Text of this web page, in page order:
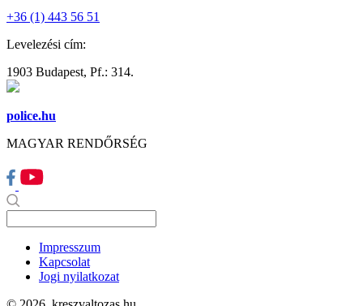
+36 (1) 443 56 51
Levelezési cím:
1903 Budapest, Pf.: 314.
police.hu
MAGYAR RENDŐRSÉG
Impresszum
Kapcsolat
Jogi nyilatkozat